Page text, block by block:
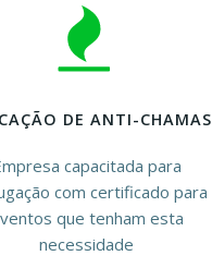
DE ANTI-CHAMAS
capacitada para
com certificado para
que tenham esta
necessidade